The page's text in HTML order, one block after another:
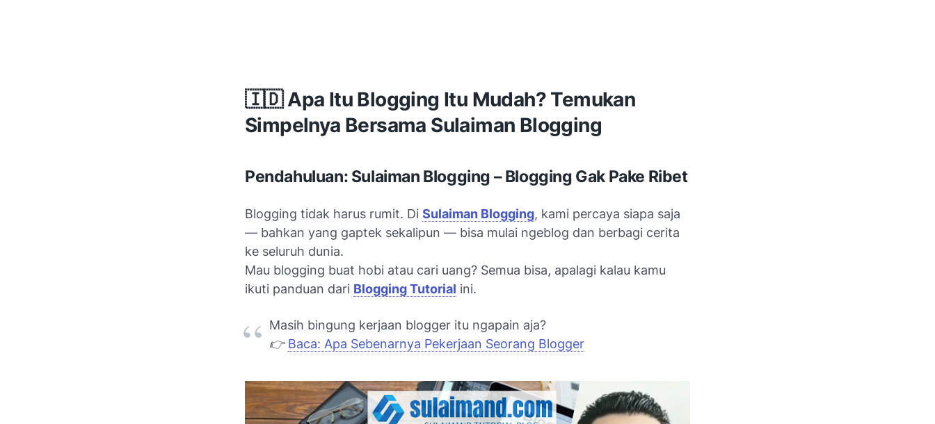
🇮🇩 Apa Itu Blogging Itu Mudah? Temukan
Simpelnya Bersama Sulaiman Blogging
Pendahuluan: Sulaiman Blogging – Blogging Gak Pake Ribet
Blogging tidak harus rumit. Di Sulaiman Blogging, kami percaya siapa saja
— bahkan yang gaptek sekalipun — bisa mulai ngeblog dan berbagi cerita
ke seluruh dunia.
Mau blogging buat hobi atau cari uang? Semua bisa, apalagi kalau kamu
ikuti panduan dari Blogging Tutorial ini.
Masih bingung kerjaan blogger itu ngapain aja?
👉 Baca: Apa Sebenarnya Pekerjaan Seorang Blogger